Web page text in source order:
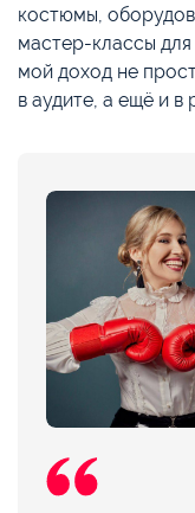
костюмы,
мастер-классы
мой доход не
в аудите, а ещё и в